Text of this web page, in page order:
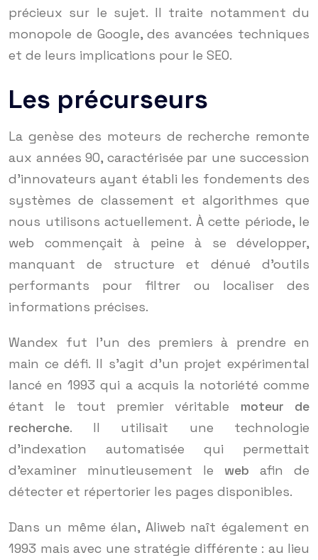
précieux sur le sujet. Il traite notamment du
monopole de Google, des avancées techniques
et de leurs implications pour le SEO.
Les précurseurs
La genèse des moteurs de recherche remonte
aux années 90, caractérisée par une succession
d’innovateurs ayant établi les fondements des
systèmes de classement et algorithmes que
nous utilisons actuellement. À cette période, le
web commençait à peine à se développer,
manquant de structure et dénué d’outils
performants pour filtrer ou localiser des
informations précises.
Wandex fut l’un des premiers à prendre en
main ce défi. Il s’agit d’un projet expérimental
lancé en 1993 qui a acquis la notoriété comme
étant le tout premier véritable moteur de
recherche. Il utilisait une technologie
d’indexation automatisée qui permettait
d’examiner minutieusement le web afin de
détecter et répertorier les pages disponibles.
Dans un même élan, Aliweb naît également en
1993 mais avec une stratégie différente : au lieu